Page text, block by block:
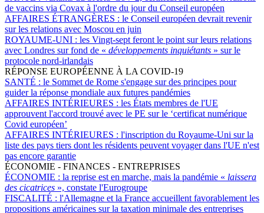
de vaccins via Covax à l'ordre du jour du Conseil européen
AFFAIRES ÉTRANGÈRES : le Conseil européen devrait revenir
sur les relations avec Moscou en juin
ROYAUME-UNI : les Vingt-sept feront le point sur leurs relations
avec Londres sur fond de « développements inquiétants » sur le
protocole nord-irlandais
RÉPONSE EUROPÉENNE À LA COVID-19
SANTÉ : le Sommet de Rome s'engage sur des principes pour
guider la réponse mondiale aux futures pandémies
AFFAIRES INTÉRIEURES : les États membres de l'UE
approuvent l'accord trouvé avec le PE sur le ‘certificat numérique
Covid européen’
AFFAIRES INTÉRIEURES : l'inscription du Royaume-Uni sur la
liste des pays tiers dont les résidents peuvent voyager dans l'UE n'est
pas encore garantie
ÉCONOMIE - FINANCES - ENTREPRISES
ÉCONOMIE : la reprise est en marche, mais la pandémie « laissera
des cicatrices », constate l'Eurogroupe
FISCALITÉ : l'Allemagne et la France accueillent favorablement les
propositions américaines sur la taxation minimale des entreprises